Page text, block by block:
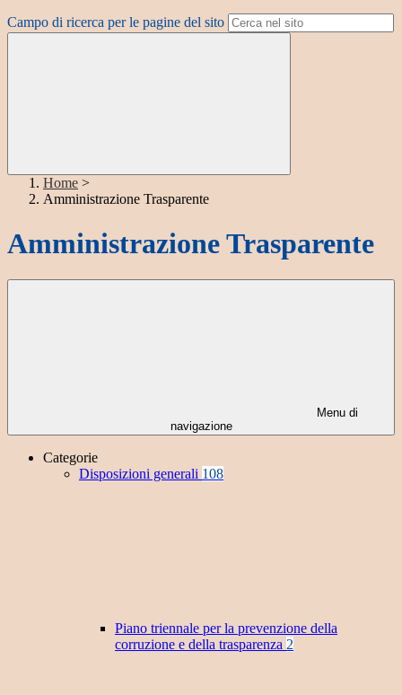
Campo di ricerca per le pagine del sito
Home >
Amministrazione Trasparente
Amministrazione Trasparente
Menu di
navigazione
Categorie
Disposizioni generali 108
Piano triennale per la prevenzione della
corruzione e della trasparenza 2